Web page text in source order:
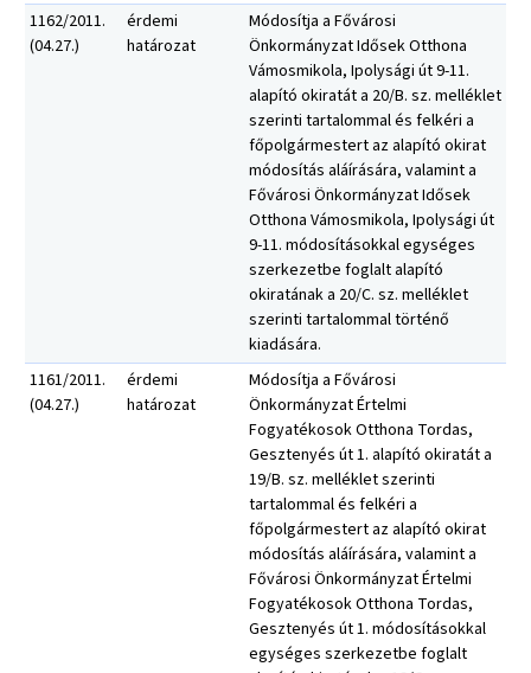
1162/2011.
(04.27.)
érdemi
határozat
Módosítja a Fővárosi
Önkormányzat Idősek Otthona
Vámosmikola, Ipolysági út 9-11.
alapító okiratát a 20/B. sz. melléklet
szerinti tartalommal és felkéri a
főpolgármestert az alapító okirat
módosítás aláírására, valamint a
Fővárosi Önkormányzat Idősek
Otthona Vámosmikola, Ipolysági út
9-11. módosításokkal egységes
szerkezetbe foglalt alapító
okiratának a 20/C. sz. melléklet
szerinti tartalommal történő
kiadására.
1161/2011.
(04.27.)
érdemi
határozat
Módosítja a Fővárosi
Önkormányzat Értelmi
Fogyatékosok Otthona Tordas,
Gesztenyés út 1. alapító okiratát a
19/B. sz. melléklet szerinti
tartalommal és felkéri a
főpolgármestert az alapító okirat
módosítás aláírására, valamint a
Fővárosi Önkormányzat Értelmi
Fogyatékosok Otthona Tordas,
Gesztenyés út 1. módosításokkal
egységes szerkezetbe foglalt